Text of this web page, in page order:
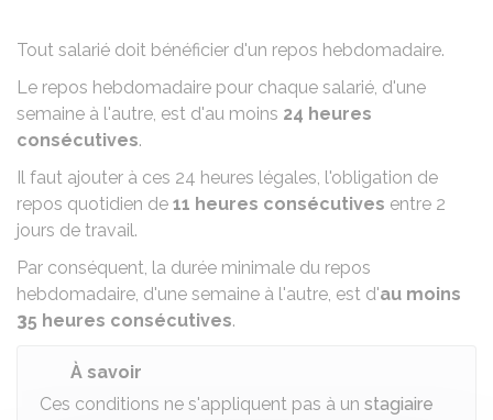
Tout salarié doit bénéficier d'un repos hebdomadaire.
Le repos hebdomadaire pour chaque salarié, d'une
semaine à l'autre, est d'au moins 24 heures
consécutives.
Il faut ajouter à ces 24 heures légales, l'obligation de
repos quotidien de 11 heures consécutives entre 2
jours de travail.
Par conséquent, la durée minimale du repos
hebdomadaire, d'une semaine à l'autre, est d'au moins
35 heures consécutives.
À savoir
Ces conditions ne s'appliquent pas à un stagiaire